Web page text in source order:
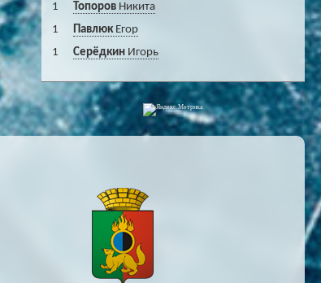
1
ТопоровНикита
1
ПавлюкЕгор
1
СерёдкинИгорь